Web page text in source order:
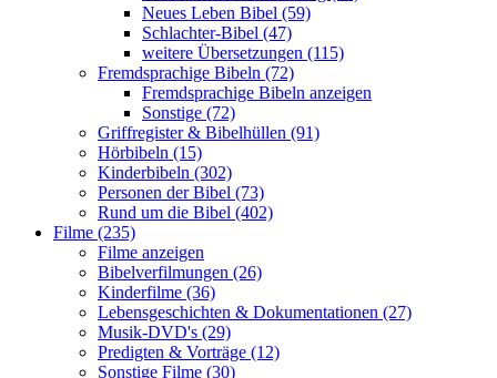
Neues Leben Bibel (59)
Schlachter-Bibel (47)
weitere Übersetzungen (115)
Fremdsprachige Bibeln (72)
Fremdsprachige Bibeln anzeigen
Sonstige (72)
Griffregister & Bibelhüllen (91)
Hörbibeln (15)
Kinderbibeln (302)
Personen der Bibel (73)
Rund um die Bibel (402)
Filme (235)
Filme anzeigen
Bibelverfilmungen (26)
Kinderfilme (36)
Lebensgeschichten & Dokumentationen (27)
Musik-DVD's (29)
Predigten & Vorträge (12)
Sonstige Filme (30)